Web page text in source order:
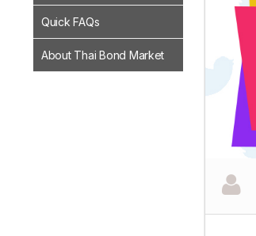
Quick FAQs
About Thai Bond Market